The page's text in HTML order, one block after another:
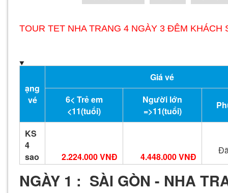
TOUR TET NHA TRANG 4 NGÀY 3 ĐÊM KHÁCH
ạng
vé
Giá vé
6< Trẻ em
<11(tuổi)
Người lớn
=>11(tuổi)
KS
4
sao
2.224.000 VNĐ 4.448.000 VNĐ
NGÀY 1 : SÀI GÒN - NHA